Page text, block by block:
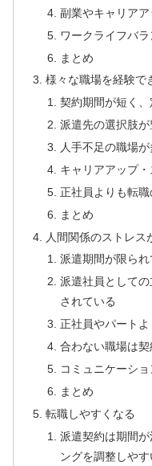
副業やキャリア
ワークライフバ
まとめ
様々な職場を経験で
契約期間が短く
派遣先の選択肢が
人手不足の職場
キャリアアップ
正社員よりも転
まとめ
人間関係のストレス
派遣期間が限ら
派遣社員として
されている
正社員やパート
合わない職場は
コミュニケーシ
まとめ
転職しやすくなる
派遣契約は期間
ングを調整しやす